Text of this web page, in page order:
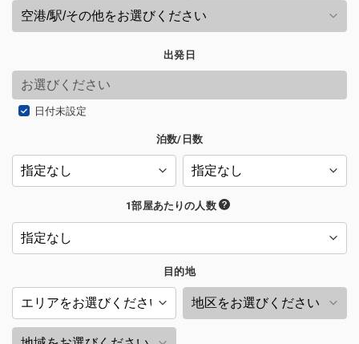
出発日
日付未設定
泊数/日数
1部屋あたりの人数
目的地